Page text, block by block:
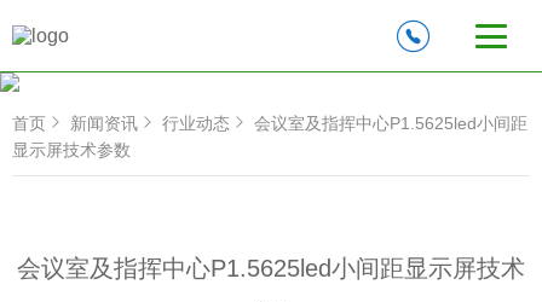
首页 新闻资讯 行业动态
会议室及指挥中心P1.5625led小间距
显示屏技术参数
会议室及指挥中心P1.5625led小间距显示屏技术